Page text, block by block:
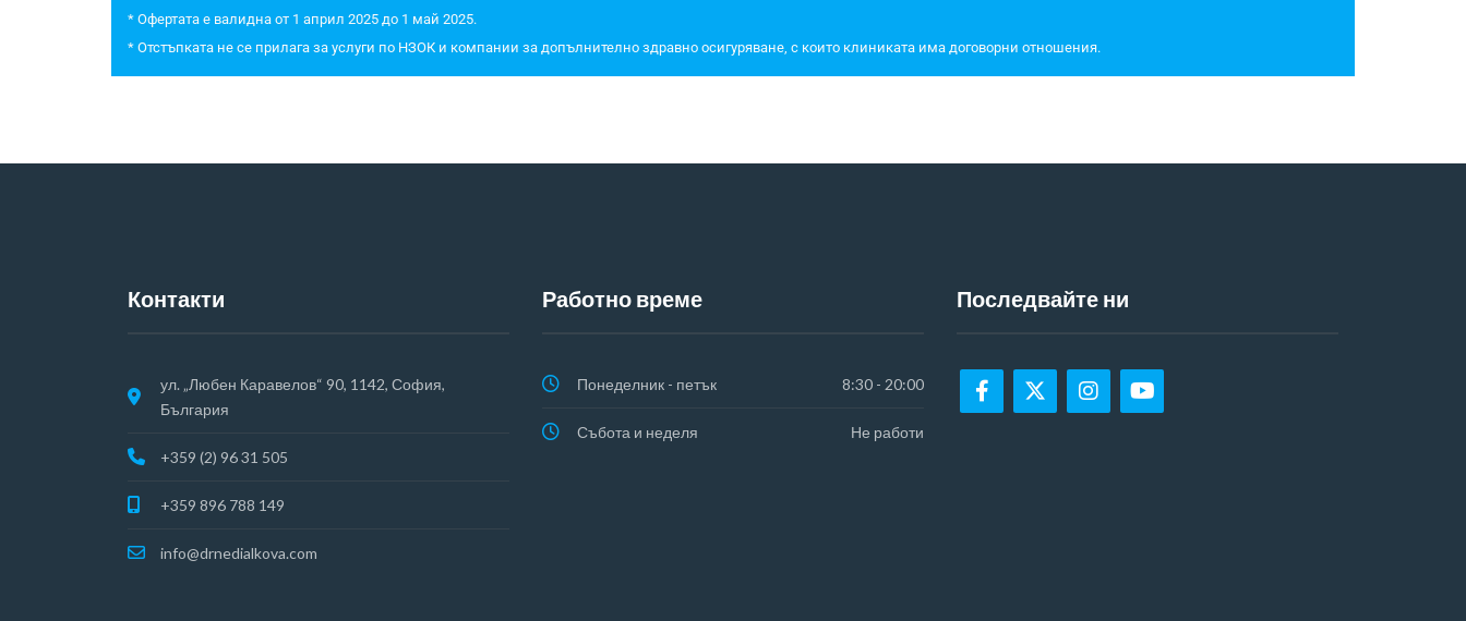
* Офертата е валидна от 1 април 2025 до 1 май 2025.
* Отстъпката не се прилага за услуги по НЗОК и компании за допълнително здравно осигуряване, с които клиниката има договорни отношения.
Контакти
ул. „Любен Каравелов“ 90, 1142, София,
България
+359 (2) 96 31 505
+359 896 788 149
info@drnedialkova.com
Работно време
Понеделник - петък 8:30 - 20:00
Събота и неделя Не работи
Последвайте ни